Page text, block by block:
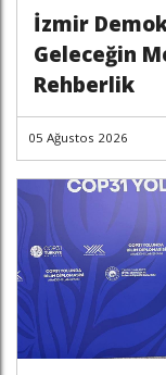
İzmir
Geleceğin
Rehberlik
05 Ağustos 2026